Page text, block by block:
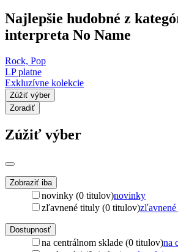
Najlepšie hudobné z
interpreta No Name
Rock, Pop
LP platne
Exkluzívne kolekcie
Zúžiť výber
Zoradiť
Zúžiť výber
Zobraziť iba
novinky (0 titulov)novinky
zľavnené tituly (0 titulov)
Dostupnosť
na centrálnom sklade (0 titulov)na